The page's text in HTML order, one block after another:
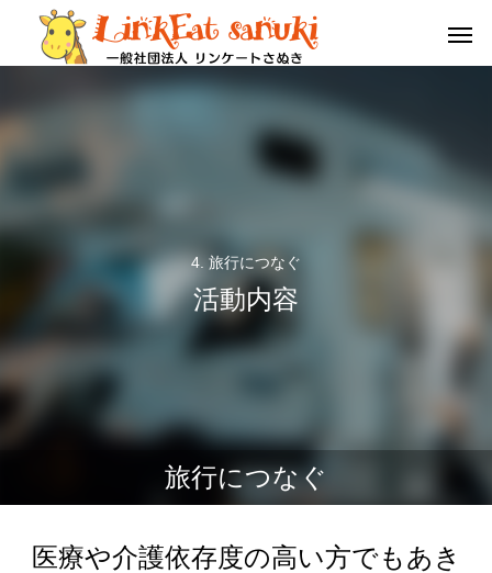
命
命をつなぐ
教育･研究
3月13日は HOTEL QOL 瓦町に、坂出駅の有名店
「KUMA Café」がやってくる！
4. 旅行につなぐ
活動内容
旅行につなぐ
医療や介護依存度の高い方でもあき